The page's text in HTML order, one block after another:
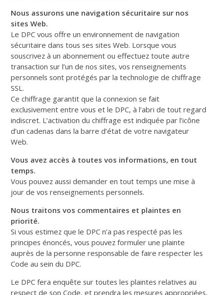
Nous assurons une navigation sécuritaire sur nos
sites Web.
Le DPC vous offre un environnement de navigation
sécuritaire dans tous ses sites Web. Lorsque vous
souscrivez à un abonnement ou effectuez toute autre
transaction sur l’un de nos sites, vos renseignements
personnels sont protégés par la technologie de chiffrage
SSL.
Ce chiffrage garantit que la connexion se fait
exclusivement entre vous et le DPC, à l’abri de tout regard
indiscret. L’activation du chiffrage est indiquée par l’icône
d’un cadenas dans la barre d’état de votre navigateur
Web.
Vous avez accès à toutes vos informations, en tout
temps.
Vous pouvez aussi demander en tout temps une mise à
jour de vos renseignements personnels.
Nous traitons vos commentaires et plaintes en
priorité.
Si vous estimez que le DPC n’a pas respecté pas les
principes énoncés, vous pouvez formuler une plainte
auprès de la personne responsable de faire respecter les
Code au sein du DPC.
Le DPC fera enquête sur toutes les plaintes relatives au
respect de son Code, et prendra les mesures appropriées,